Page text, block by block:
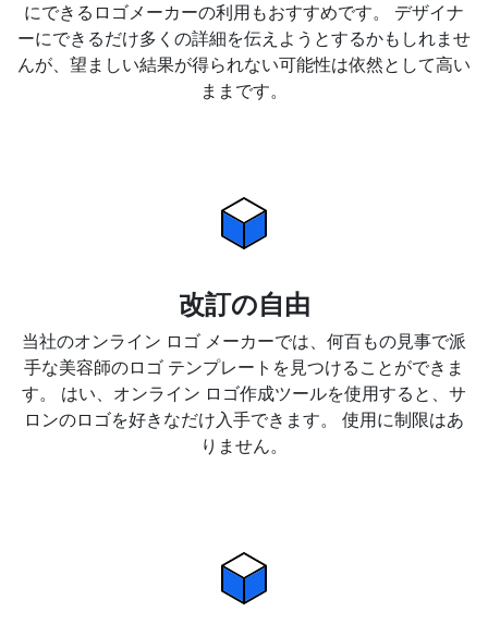
にできるロゴメーカーの利用もおすすめです。 デザイナ
ーにできるだけ多くの詳細を伝えようとするかもしれませ
んが、望ましい結果が得られない可能性は依然として高い
ままです。
改訂の自由
当社のオンライン ロゴ メーカーでは、何百もの見事で派
手な美容師のロゴ テンプレートを見つけることができま
す。 はい、オンライン ロゴ作成ツールを使用すると、サ
ロンのロゴを好きなだけ入手できます。 使用に制限はあ
りません。